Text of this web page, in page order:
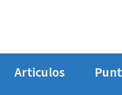
Articulos